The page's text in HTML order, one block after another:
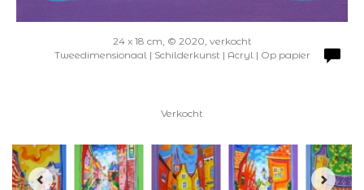
24 x 18 cm, © 2020, verkocht
Tweedimensionaal | Schilderkunst | Acryl | Op papier
Verkocht